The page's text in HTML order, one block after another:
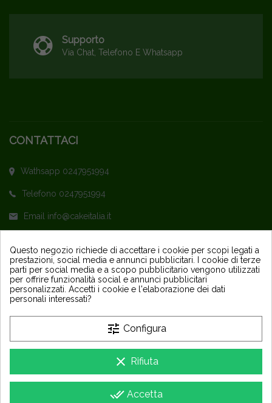
Supporto
Via Chat, Telefono E Whatsapp
CONTATTACI
Wathsapp 0247951994
Telefono 0247951994
Email info@cakeitalia.it
dalle ore 9,30 alle 14 e dalle 15 alle 18
LA NOSTRA AZIENDA
Questo negozio richiede di accettare i cookie per scopi legati a
prestazioni, social media e annunci pubblicitari. I cookie di terze
parti per social media e a scopo pubblicitario vengono utilizzati
per offrire funzionalità social e annunci pubblicitari
personalizzati. Accetti i cookie e l'elaborazione dei dati
personali interessati?
tune Configura
clear Rifiuta
done_all Accetta